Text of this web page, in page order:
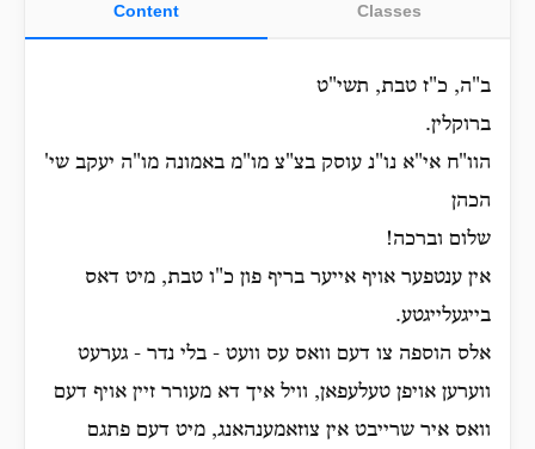
Content Classes
ב"ה, כ"ז טבת, תשי"ט
ברוקלין.
הוו"ח אי"א נו"נ עוסק בצ"צ מו"מ באמונה מו"ה יעקב שי'
הכהן
שלום וברכה!
אין ענטפער אויף אייער בריף פון כ"ו טבת, מיט דאס
בייגעלייגטע.
אלס הוספה צו דעם וואס עס וועט - בלי נדר - גערעט
ווערען אויפן טעלעפאן, וויל איך דא מעורר זיין אויף דעם
וואס איר שרייבט אין צוזאמענהאנג, מיט דעם פתגם